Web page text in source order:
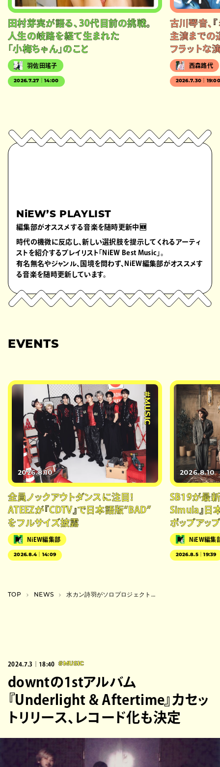
田村芽実が語る、30代目前の挑戦。
人生の岐路を経て生まれた
「小梅ちゃん」のこと
羽佐田瑤子
2026.7.27｜14:00
古川琴音、
主演までの
フラットな
西森路代
2026.7.30｜
NiEW’S PLAYLIST
編集部がオススメする音楽を随時更新中🆕
時代の機微に反応し、新しい選択肢を提示してくれるアーティ
ストを紹介するプレイリスト「NiEW Best Music」。
有名無名やジャンル、国境を問わず、NiEW編集部がオススメす
る音楽を随時更新しています。
EVENTS
#MUSIC
2026.8.10
全員ノックアウトダンスに注目！
ATEEZが『CDTV』で日本語版“BAD”
をフルサイズ披露
NiEW編集部
2026.8.4｜14:09
2026.8.10
SB19が最
Simula』日
ポップアッ
NiEW編集
2026.8.5｜19:39
TOP NEWS 水カン詩羽がソロプロジェクト開始、自身作詞作曲のアルバムリリース＆ワンマン開催
2024.7.3｜18:40 #MUSIC
downtの1stアルバム
『Underlight & Aftertime』カセッ
トリリース、レコード化も決定